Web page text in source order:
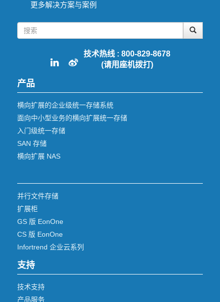
更多解决方案与案例
技术热线 : 800-829-8678
(请用座机拨打)
产品
横向扩展的企业级统一存储系统
面向中小型业务的横向扩展统一存储
入门级统一存储
SAN 存储
横向扩展 NAS
并行文件存储
扩展柜
GS 版 EonOne
CS 版 EonOne
Infortrend 企业云系列
支持
技术支持
产品服务